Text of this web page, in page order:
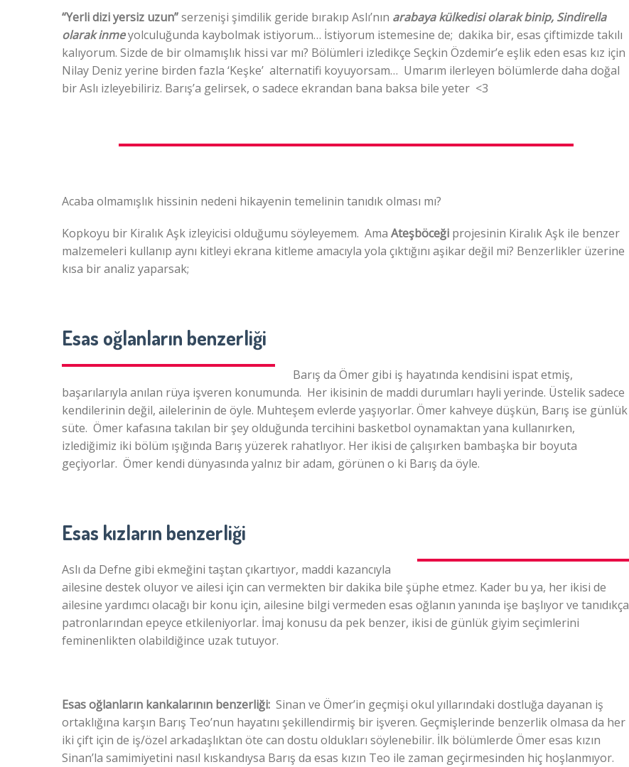
“Yerli dizi yersiz uzun”serzenişi şimdilik geride bırakıp Aslı’nın arabaya külkedisi olarak binip, Sindirella
olarak inmeyolculuğunda kaybolmak istiyorum… İstiyorum istemesine de; dakika bir, esas çiftimizde takılı
kalıyorum. Sizde de bir olmamışlık hissi var mı? Bölümleri izledikçe Seçkin Özdemir’e eşlik eden esas kız için
Nilay Deniz yerine birden fazla ‘Keşke’ alternatifi koyuyorsam… Umarım ilerleyen bölümlerde daha doğal
bir Aslı izleyebiliriz. Barış’a gelirsek, o sadece ekrandan bana baksa bile yeter <3
Acaba olmamışlık hissinin nedeni hikayenin temelinin tanıdık olması mı?
Kopkoyu bir Kiralık Aşk izleyicisi olduğumu söyleyemem. Ama Ateşböceği projesinin Kiralık Aşk ile benzer
malzemeleri kullanıp aynı kitleyi ekrana kitleme amacıyla yola çıktığını aşikar değil mi? Benzerlikler üzerine
kısa bir analiz yaparsak;
Esas oğlanların benzerliği
Barış da Ömer gibi iş hayatında kendisini ispat etmiş,
başarılarıyla anılan rüya işveren konumunda. Her ikisinin de maddi durumları hayli yerinde. Üstelik sadece
kendilerinin değil, ailelerinin de öyle. Muhteşem evlerde yaşıyorlar. Ömer kahveye düşkün, Barış ise günlük
süte. Ömer kafasına takılan bir şey olduğunda tercihini basketbol oynamaktan yana kullanırken,
izlediğimiz iki bölüm ışığında Barış yüzerek rahatlıyor. Her ikisi de çalışırken bambaşka bir boyuta
geçiyorlar. Ömer kendi dünyasında yalnız bir adam, görünen o ki Barış da öyle.
Esas kızların benzerliği
Aslı da Defne gibi ekmeğini taştan çıkartıyor, maddi kazancıyla
ailesine destek oluyor ve ailesi için can vermekten bir dakika bile şüphe etmez. Kader bu ya, her ikisi de
ailesine yardımcı olacağı bir konu için, ailesine bilgi vermeden esas oğlanın yanında işe başlıyor ve tanıdıkça
patronlarından epeyce etkileniyorlar. İmaj konusu da pek benzer, ikisi de günlük giyim seçimlerini
feminenlikten olabildiğince uzak tutuyor.
Esas oğlanların kankalarının benzerliği: Sinan ve Ömer’in geçmişi okul yıllarındaki dostluğa dayanan iş
ortaklığına karşın Barış Teo’nun hayatını şekillendirmiş bir işveren. Geçmişlerinde benzerlik olmasa da her
iki çift için de iş/özel arkadaşlıktan öte can dostu oldukları söylenebilir. İlk bölümlerde Ömer esas kızın
Sinan’la samimiyetini nasıl kıskandıysa Barış da esas kızın Teo ile zaman geçirmesinden hiç hoşlanmıyor.